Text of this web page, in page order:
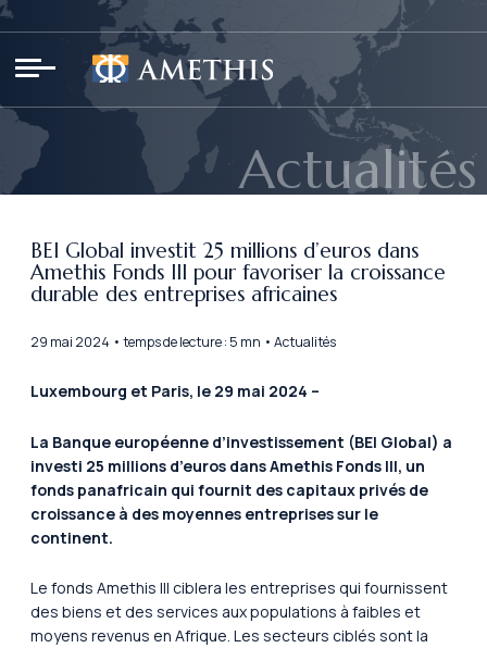
Actualités
BEI Global investit 25 millions d’euros dans
Amethis Fonds III pour favoriser la croissance
durable des entreprises africaines
29 mai 2024 • temps de lecture : 5 mn • Actualités
Luxembourg et Paris, le 29 mai 2024 –
La Banque européenne d’investissement (BEI Global) a
investi 25 millions d’euros dans Amethis Fonds III, un
fonds panafricain qui fournit des capitaux privés de
croissance à des moyennes entreprises sur le
continent.
Le fonds Amethis III ciblera les entreprises qui fournissent
des biens et des services aux populations à faibles et
moyens revenus en Afrique. Les secteurs ciblés sont la
Panneau de gestion des cookies